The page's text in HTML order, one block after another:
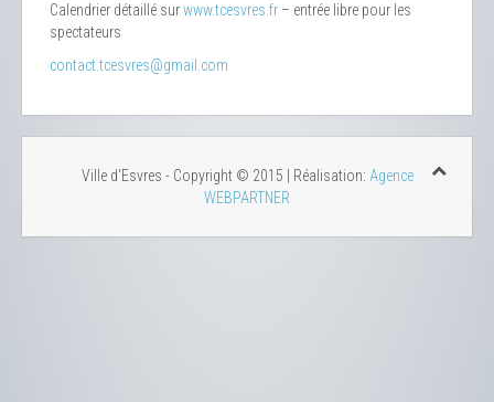
Calendrier détaillé surwww.tcesvres.fr – entrée libre pour les
spectateurs
contact.tcesvres@gmail.com
Ville d'Esvres - Copyright © 2015 | Réalisation: Agence
WEBPARTNER